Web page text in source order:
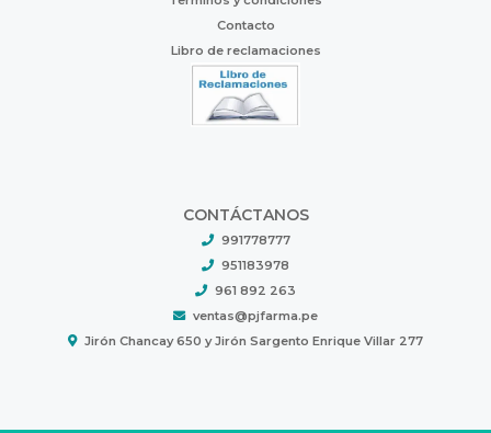
Contacto
Libro de reclamaciones
CONTÁCTANOS
991778777
951183978
961 892 263
ventas@pjfarma.pe
Jirón Chancay 650 y Jirón Sargento Enrique Villar 277